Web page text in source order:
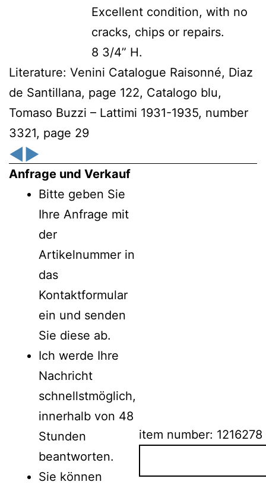
Excellent condition, with no
cracks, chips or repairs.
8 3/4” H.
Literature: Venini Catalogue Raisonné, Diaz
de Santillana, page 122, Catalogo blu,
Tomaso Buzzi – Lattimi 1931-1935, number
3321, page 29
◀▶
Anfrage und Verkauf
Bitte geben Sie
Ihre Anfrage mit
der
Artikelnummer in
das
Kontaktformular
ein und senden
Sie diese ab.
Ich werde Ihre
Nachricht
schnellstmöglich,
innerhalb von 48
Stunden
beantworten.
Sie können
item number: 1216278